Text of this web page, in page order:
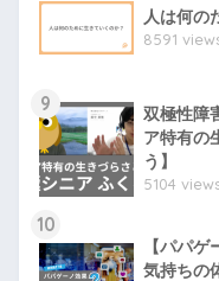
人は何の
8591
9
双極性障
ア特有の
う】
5104
10
【パパ
気持ちの